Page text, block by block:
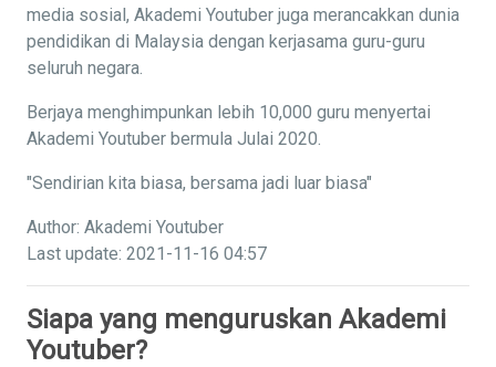
media sosial, Akademi Youtuber juga merancakkan dunia
pendidikan di Malaysia dengan kerjasama guru-guru
seluruh negara.
Berjaya menghimpunkan lebih 10,000 guru menyertai
Akademi Youtuber bermula Julai 2020.
"Sendirian kita biasa, bersama jadi luar biasa"
Author: Akademi Youtuber
Last update: 2021-11-16 04:57
Siapa yang menguruskan Akademi
Youtuber?